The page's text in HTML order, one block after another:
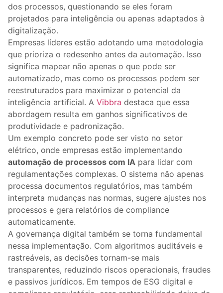
dos processos, questionando se eles foram
projetados para inteligência ou apenas adaptados à
digitalização.
Empresas líderes estão adotando uma metodologia
que prioriza o redesenho antes da automação. Isso
significa mapear não apenas o que pode ser
automatizado, mas como os processos podem ser
reestruturados para maximizar o potencial da
inteligência artificial. A Vibbra destaca que essa
abordagem resulta em ganhos significativos de
produtividade e padronização.
Um exemplo concreto pode ser visto no setor
elétrico, onde empresas estão implementando
automação de processos com IA para lidar com
regulamentações complexas. O sistema não apenas
processa documentos regulatórios, mas também
interpreta mudanças nas normas, sugere ajustes nos
processos e gera relatórios de compliance
automaticamente.
A governança digital também se torna fundamental
nessa implementação. Com algoritmos auditáveis e
rastreáveis, as decisões tornam-se mais
transparentes, reduzindo riscos operacionais, fraudes
e passivos jurídicos. Em tempos de ESG digital e